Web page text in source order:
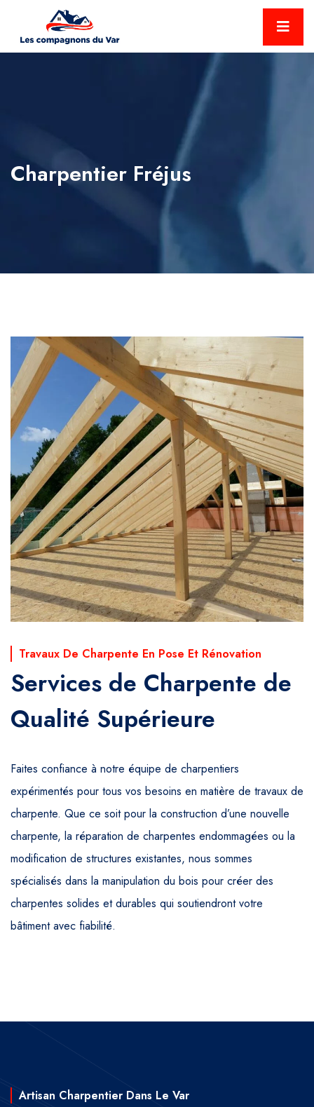
Charpentier Fréjus
Travaux De Charpente En Pose Et Rénovation
Services de Charpente de
Qualité Supérieure
Faites confiance à notre équipe de charpentiers
expérimentés pour tous vos besoins en matière de travaux de
charpente. Que ce soit pour la construction d’une nouvelle
charpente, la réparation de charpentes endommagées ou la
modification de structures existantes, nous sommes
spécialisés dans la manipulation du bois pour créer des
charpentes solides et durables qui soutiendront votre
bâtiment avec fiabilité.
Artisan Charpentier Dans Le Var